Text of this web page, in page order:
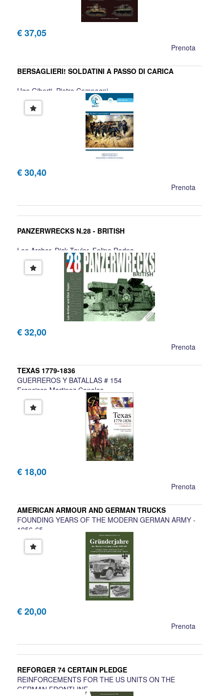
€ 37,05
Prenota
BERSAGLIERI! SOLDATINI A PASSO DI CARICA
Ugo Giberti, Pietro Compagni
€ 30,40
Prenota
PANZERWRECKS N.28 - BRITISH
Lee Archer, Dick Taylor, Felipe Rodna
€ 32,00
Prenota
TEXAS 1779-1836
GUERREROS Y BATALLAS # 154
Francisco Martinez Canales
€ 18,00
Prenota
AMERICAN ARMOUR AND GERMAN TRUCKS
FOUNDING YEARS OF THE MODERN GERMAN ARMY -
1956-65
€ 20,00
Prenota
REFORGER 74 CERTAIN PLEDGE
REINFORCEMENTS FOR THE US UNITS ON THE
GERMAN FRONTLINE